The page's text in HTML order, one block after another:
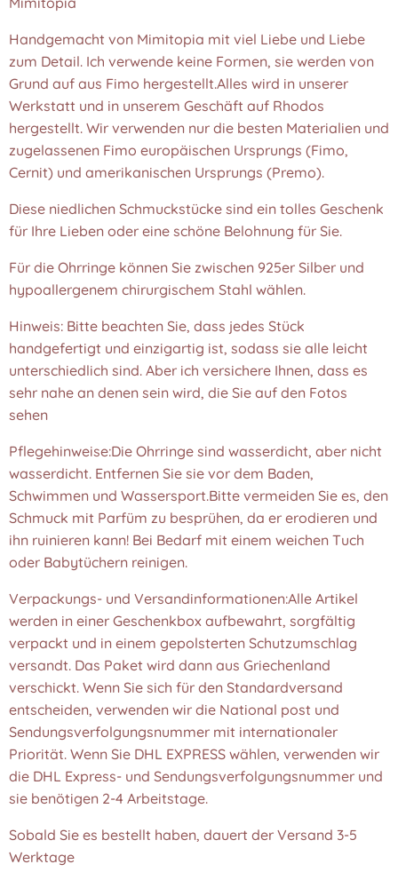
Handgemacht von Mimitopia mit viel Liebe und Liebe
zum Detail. Ich verwende keine Formen, sie werden von
Grund auf aus Fimo hergestellt.Alles wird in unserer
Werkstatt und in unserem Geschäft auf Rhodos
hergestellt. Wir verwenden nur die besten Materialien und
zugelassenen Fimo europäischen Ursprungs (Fimo,
Cernit) und amerikanischen Ursprungs (Premo).
Diese niedlichen Schmuckstücke sind ein tolles Geschenk
für Ihre Lieben oder eine schöne Belohnung für Sie.
Für die Ohrringe können Sie zwischen 925er Silber und
hypoallergenem chirurgischem Stahl wählen.
Hinweis: Bitte beachten Sie, dass jedes Stück
handgefertigt und einzigartig ist, sodass sie alle leicht
unterschiedlich sind. Aber ich versichere Ihnen, dass es
sehr nahe an denen sein wird, die Sie auf den Fotos
sehen
Pflegehinweise:Die Ohrringe sind wasserdicht, aber nicht
wasserdicht. Entfernen Sie sie vor dem Baden,
Schwimmen und Wassersport.Bitte vermeiden Sie es, den
Schmuck mit Parfüm zu besprühen, da er erodieren und
ihn ruinieren kann! Bei Bedarf mit einem weichen Tuch
oder Babytüchern reinigen.
Verpackungs- und Versandinformationen:Alle Artikel
werden in einer Geschenkbox aufbewahrt, sorgfältig
verpackt und in einem gepolsterten Schutzumschlag
versandt. Das Paket wird dann aus Griechenland
verschickt. Wenn Sie sich für den Standardversand
entscheiden, verwenden wir die National post und
Sendungsverfolgungsnummer mit internationaler
Priorität. Wenn Sie DHL EXPRESS wählen, verwenden wir
die DHL Express- und Sendungsverfolgungsnummer und
sie benötigen 2-4 Arbeitstage.
Sobald Sie es bestellt haben, dauert der Versand 3-5
Werktage